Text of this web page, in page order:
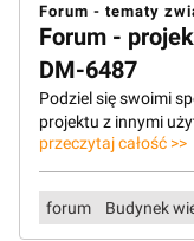
Forum - tematy
Forum -
DM-6487
Podziel się swoimi
projektu z innymi
przeczytaj całość >>
forum Budynek